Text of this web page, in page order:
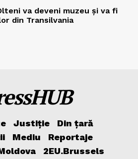
va deveni muzeu şi va fi
din Transilvania
Justiție
Din țară
Mediu
Reportaje
2EU.Brussels